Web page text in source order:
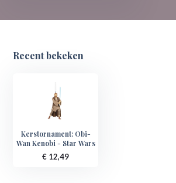
Recent bekeken
Kerstornament: Obi-
Wan Kenobi - Star Wars
€ 12,49